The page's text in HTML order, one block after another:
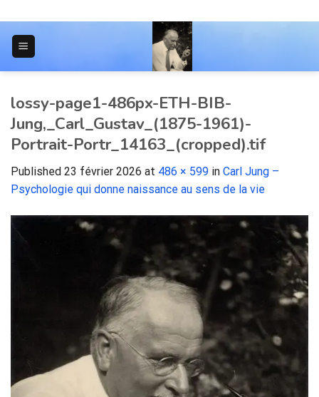
to
content
lossy-page1-486px-ETH-BIB-
Jung,_Carl_Gustav_(1875-1961)-
Portrait-Portr_14163_(cropped).tif
Published 23 février 2026 at 486 × 599 in Carl Jung –
Psychologie qui donne naissance au sens de la vie